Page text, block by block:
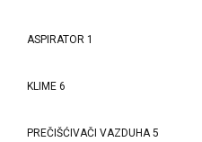
ASPIRATOR 1
KLIME 6
PREČIŠĆIVAČI VAZDUHA 5